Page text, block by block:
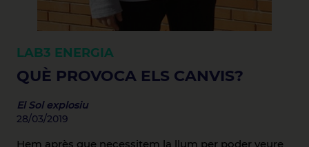
LAB3 ENERGIA
QUÈ PROVOCA ELS CANVIS?
El Sol explosiu
28/03/2019
Hem après que necessitem la llum per poder veure